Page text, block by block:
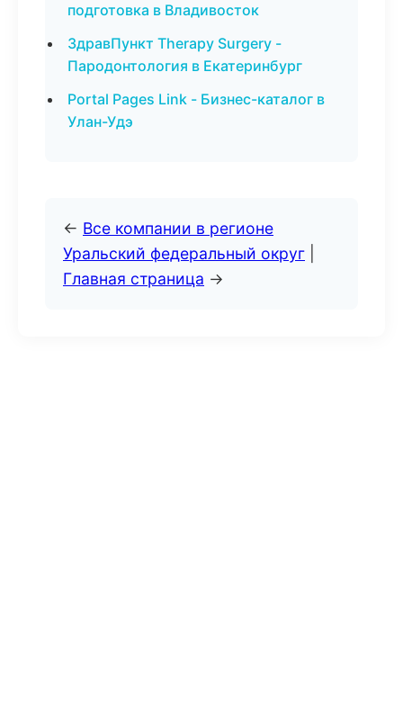
подготовка в Владивосток
ЗдравПункт Therapy Surgery -
Пародонтология в Екатеринбург
Portal Pages Link - Бизнес-каталог в
Улан-Удэ
← Все компании в регионе
Уральский федеральный округ
Главная страница →